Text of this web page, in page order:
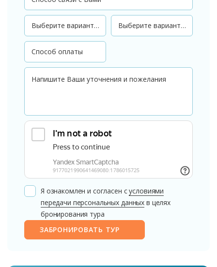
Я ознакомлен и согласен сусловиями
передачи персональных данных в целях
бронирования тура
ЗАБРОНИРОВАТЬ ТУР